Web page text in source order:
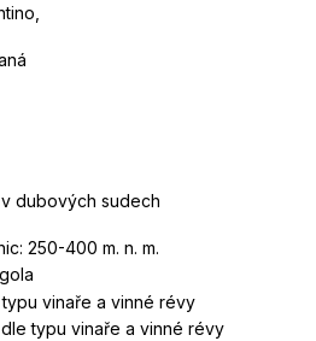
v dubových sudech
250-400 m. n. m.
vinaře a vinné révy
dle typu vinaře a vinné révy